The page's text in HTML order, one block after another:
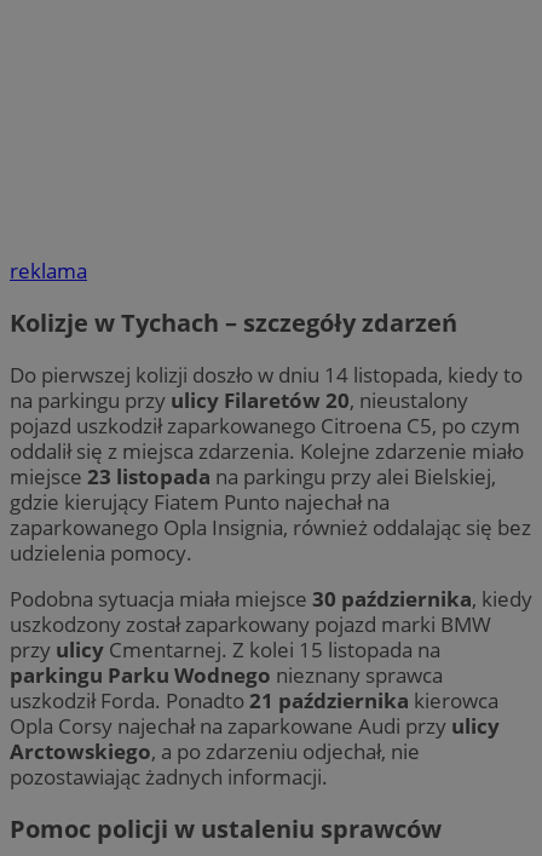
reklama
Kolizje w Tychach – szczegóły zdarzeń
Do pierwszej kolizji doszło w dniu 14 listopada, kiedy to
na parkingu przy ulicy Filaretów 20, nieustalony
pojazd uszkodził zaparkowanego Citroena C5, po czym
oddalił się z miejsca zdarzenia. Kolejne zdarzenie miało
miejsce 23 listopada na parkingu przy alei Bielskiej,
gdzie kierujący Fiatem Punto najechał na
zaparkowanego Opla Insignia, również oddalając się bez
udzielenia pomocy.
Podobna sytuacja miała miejsce 30 października, kiedy
uszkodzony został zaparkowany pojazd marki BMW
przy ulicy Cmentarnej. Z kolei 15 listopada na
parkingu Parku Wodnego nieznany sprawca
uszkodził Forda. Ponadto21 października kierowca
Opla Corsy najechał na zaparkowane Audi przy ulicy
Arctowskiego, a po zdarzeniu odjechał, nie
pozostawiając żadnych informacji.
Pomoc policji w ustaleniu sprawców